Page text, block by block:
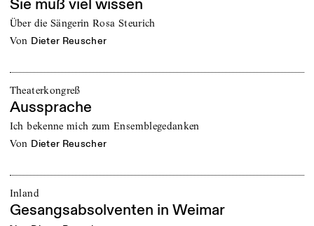
Sie muß viel wissen
Über die Sängerin Rosa Steurich
von Dieter Reuscher
Theaterkongreß
Aussprache
Ich bekenne mich zum Ensemblegedanken
von Dieter Reuscher
Inland
Gesangsabsolventen in Weimar